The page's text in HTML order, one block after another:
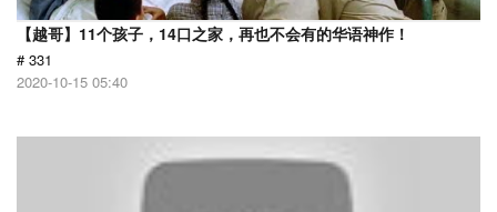
【越哥】11个孩子，14口之家，再也不会有的华语神作！
# 331
2020-10-15 05:40